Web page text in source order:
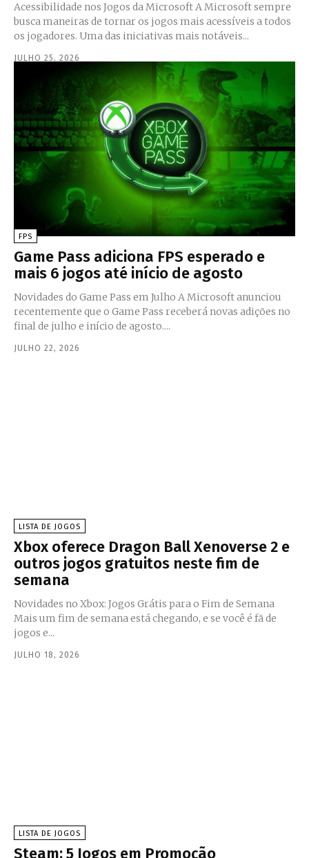
Acessibilidade nos Jogos da Microsoft A Microsoft sempre
busca maneiras de tornar os jogos mais acessíveis a todos
os jogadores. Uma das iniciativas mais notáveis...
JULHO 25, 2026
FPS
Game Pass adiciona FPS esperado e
mais 6 jogos até início de agosto
Novidades do Game Pass em Julho A Microsoft anunciou
recentemente que o Game Pass receberá novas adições no
final de julho e início de agosto....
JULHO 22, 2026
LISTA DE JOGOS
Xbox oferece Dragon Ball Xenoverse 2 e
outros jogos gratuitos neste fim de
semana
Novidades no Xbox: Jogos Grátis para o Fim de Semana
Mais um fim de semana está chegando, e se você é fã de
jogos e...
JULHO 18, 2026
LISTA DE JOGOS
Steam: 5 Jogos em Promoção